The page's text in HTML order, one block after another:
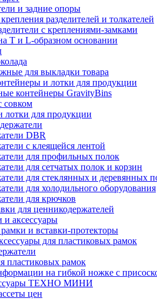
и задние опоры
разделителей и толкателей
с креплениями-замками
Т и L-образном основании
для выкладки товара
и лотки для продукции
контейнеры GravityBins
совком
лотки для продукции
DBR
с клеящейся лентой
для профильных полок
для сетчатых полок и корзин
для стеклянных и деревянных
для холодильного оборудования
для крючков
для ценникодержателей
и аксессуары
и вставки-протекторы
для пластиковых рамок
пластиковых рамок
на гибкой ножке с
ТЕХНО МИНИ
цен